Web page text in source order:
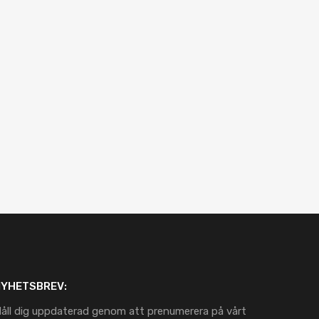
dig uppdaterad genom att prenumerera på vårt